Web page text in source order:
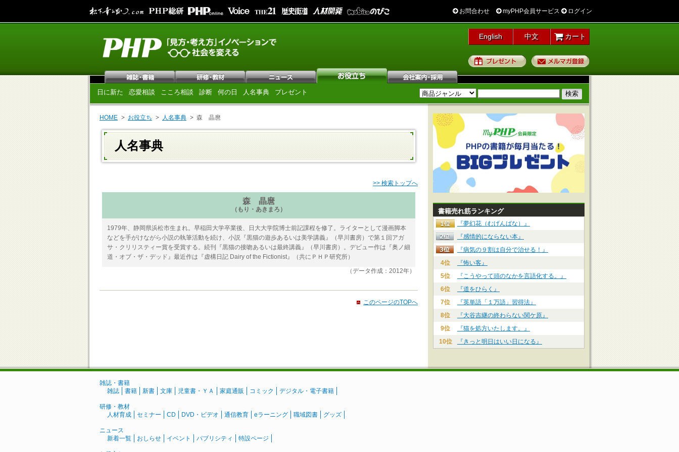
お問合わせ myPHP会員サービス ログイン
English 中文 カート
プレゼント
日に新た 恋愛相談 こころ相談 診断 何の日 人名事典 プレゼント
HOME お役立ち 人名事典 森 晶麿
人名事典
>> 検索トップへ
森 晶麿
（もり・あきまろ）
1979年、静岡県浜松市生まれ。早稲田大学卒業後、日大大学院博士前記課程を修了。ライターとして漫画脚本
などを手がけながら小説の執筆活動を続け、小説『黒猫の遊歩あるいは美学講義』（早川書房）で第１回アガ
サ・クリリスティー賞を受賞する。続刊『黒猫の接吻あるいは最終講義』（早川書房）。デビュー作は『奥ノ細
道・オブ・ザ・デッド』最近作は『虚構日記 Dairy of the Fictionist』（共にＰＨＰ研究所）
（データ作成：2012年）
このページのTOPへ
書籍売れ筋ランキング
『夢幻花（むげんばな）』
『感情的にならない本』
『病気の９割は自分で治せる！』
4位
『怖い客』
5位
『こうやって頭のなかを言語化する。』
6位
『道をひらく』
7位
『英単語「１万語」習得法』
8位
『大谷吉継の終わらない関ケ原』
9位
『猫を処方いたします。』
10位
『きっと明日はいい日になる』
雑誌・書籍
雑誌
書籍 新書 文庫 児童書・ＹＡ 家庭通販 コミック デジタル・電子書籍
研修・教材
人材育成
セミナー CD DVD・ビデオ 通信教育 eラーニング 職域図書 グッズ
ニュース
新着一覧
おしらせ イベント パブリシティ 特設ページ